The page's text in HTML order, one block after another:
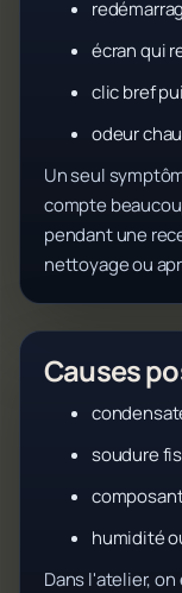
écran qui
clic bref
odeur
Un seul
compte
pendant une
nettoyage ou
Causes
soudure
humidité
Dans l'atelier,